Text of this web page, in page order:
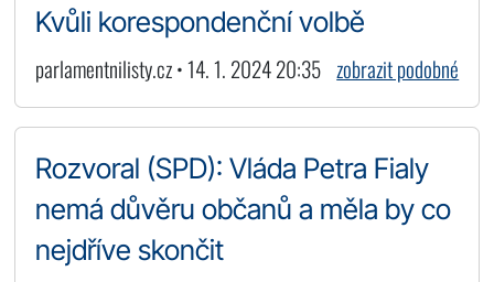
Kvůli korespondenční volbě
parlamentnilisty.cz • 14. 1. 2024 20:35 zobrazit podobné
Rozvoral (SPD): Vláda Petra Fialy
nemá důvěru občanů a měla by co
nejdříve skončit